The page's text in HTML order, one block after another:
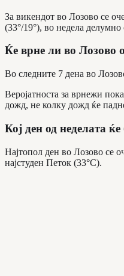
За викендот во Лозово се
(33°/19°), во недела делумно
Ќе врне ли во Лозово
Во следните 7 дена во
Веројатноста за врнежи
дожд, не колку дожд ќе
Кој ден од неделата
Најтопол ден во Лозово се
најстуден Петок (33°C).